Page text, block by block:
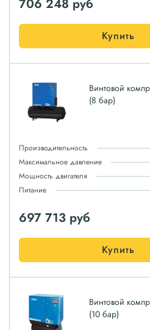
706 248 руб
Купить
Винтовой
(8 бар)
Производительность
Максимальное давление
Мощность двигателя
Питание
697 713 руб
Купить
Винтовой
(10 бар)